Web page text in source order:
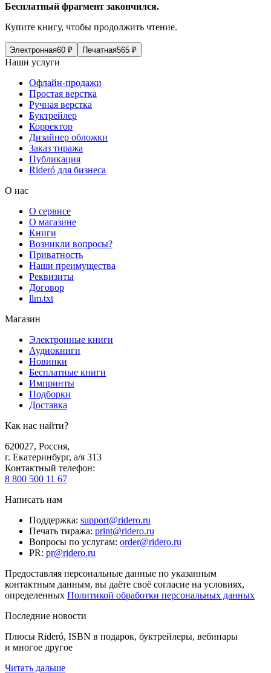
Бесплатный фрагмент закончился.
Купите книгу, чтобы продолжить чтение.
Электронная60 ₽ Печатная565 ₽
Наши услуги
Офлайн-продажи
Простая верстка
Ручная верстка
Буктрейлер
Корректор
Дизайнер обложки
Заказ тиража
Публикация
Rideró для бизнеса
О нас
О сервисе
О магазине
Книги
Возникли вопросы?
Приватность
Наши преимущества
Реквизиты
Договор
llm.txt
Магазин
Электронные книги
Аудиокниги
Новинки
Бесплатные книги
Импринты
Подборки
Доставка
Как нас найти?
620027, Россия,
г. Екатеринбург, а/я 313
Контактный телефон:
8 800 500 11 67
Написать нам
Поддержка: support@ridero.ru
Печать тиража: print@ridero.ru
Вопросы по услугам: order@ridero.ru
PR: pr@ridero.ru
Предоставляя персональные данные по указанным
контактным данным, вы даёте своё согласие на условиях,
определенных Политикой обработки персональных данных
Последние новости
Плюсы Rideró, ISBN в подарок, буктрейлеры, вебинары
и многое другое
Читать дальше